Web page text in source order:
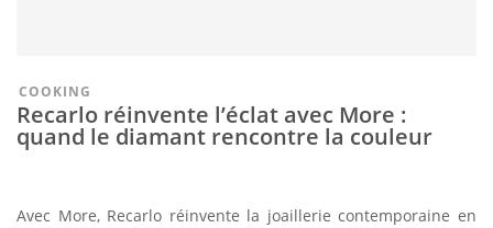
COOKING
Recarlo réinvente l’éclat avec More :
quand le diamant rencontre la couleur
Avec More, Recarlo réinvente la joaillerie contemporaine en